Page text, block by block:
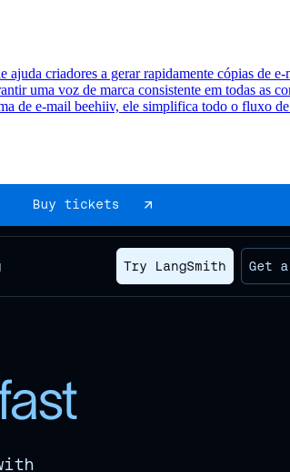
criadores a gerar rapidamente cópias de
uma voz de marca consistente em todas as
de e-mail beehiiv, ele simplifica todo o fluxo